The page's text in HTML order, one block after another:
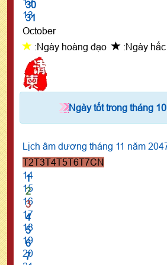
30
31
13
October
:Ngày hoàng đạo
:Ngày
Ngày tốt trong tháng
Lịch âm dương tháng 11 năm
T2T3T4T5T6T7CN
1
14
2
15
3
16
4
17
5
18
6
19
7
20